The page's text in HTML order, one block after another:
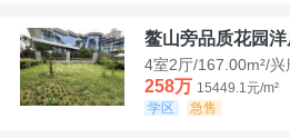
鳌山旁品质花园洋
4室2厅/167.00m²/兴
258万 15449.1元/m²
学区
急售